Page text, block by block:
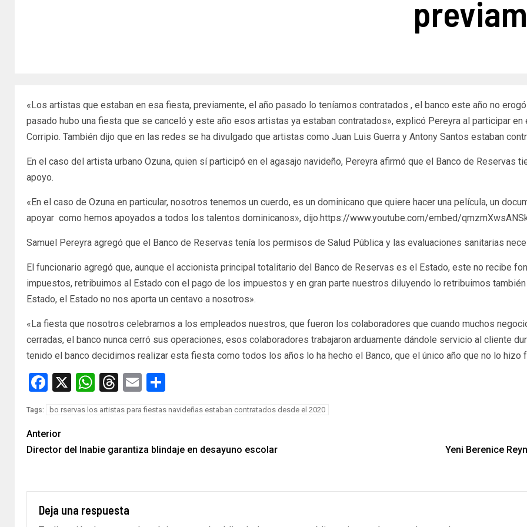
«Los artistas que estaban en esa fiesta, previamente, el año pasado lo teníamos contratados , el banco este año no
pasado hubo una fiesta que se canceló y este año esos artistas ya estaban contratados», explicó Pereyra al participar
Corripio. También dijo que en las redes se ha divulgado que artistas como Juan Luis Guerra y Antony Santos estaban
En el caso del artista urbano Ozuna, quien sí participó en el agasajo navideño, Pereyra afirmó que el Banco de Reservas
apoyo.
«En el caso de Ozuna en particular, nosotros tenemos un cuerdo, es un dominicano que quiere hacer una película, un
apoyar como hemos apoyados a todos los talentos dominicanos», dijo.https://www.youtube.com/embed/
Samuel Pereyra agregó que el Banco de Reservas tenía los permisos de Salud Pública y las evaluaciones sanitarias
El funcionario agregó que, aunque el accionista principal totalitario del Banco de Reservas es el Estado, este no recibe
impuestos, retribuimos al Estado con el pago de los impuestos y en gran parte nuestros diluyendo lo retribuimos
Estado, el Estado no nos aporta un centavo a nosotros».
«La fiesta que nosotros celebramos a los empleados nuestros, que fueron los colaboradores que cuando muchos
cerradas, el banco nunca cerró sus operaciones, esos colaboradores trabajaron arduamente dándole servicio al cliente
tenido el banco decidimos realizar esta fiesta como todos los años lo ha hecho el Banco, que el único año que no lo hizo
Facebook
X WhatsApp
Threads
Email
Tags: bo rservas los artistas para fiestas navideñas estaban contratados desde el 2020
Anterior
Director del Inabie garantiza blindaje en desayuno escolar
Yeni Berenice
Deja una respuesta